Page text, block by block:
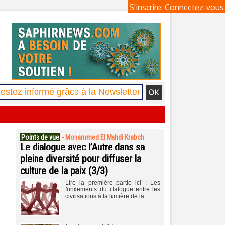
Connectez-vous
S'inscrire
Points de vue - Mohammed El Mahdi Krabch
Le dialogue avec l’Autre dans sa
pleine diversité pour diffuser la
culture de la paix (3/3)
Lire la première partie ici : Les
fondements du dialogue entre les
civilisations à la lumière de la...